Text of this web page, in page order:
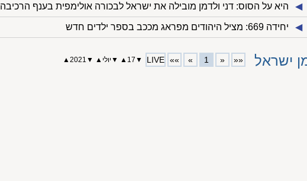
◀︎ היא על הסוס: דני ולדמן מובילה את ישראל לבכורה אולימפית בענף הרכיבה
◀︎ יחידה 669: מציל היהודים מפראג מככב בספר ילדים חדש
ישראל ««
«
1
»
»»
LIVE
▼
17
▲
▼יולי ▲
▼
2021
▲